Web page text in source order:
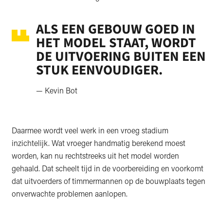
ALS EEN GEBOUW GOED IN
HET MODEL STAAT, WORDT
DE UITVOERING BUITEN EEN
STUK EENVOUDIGER.
— Kevin Bot
Daarmee wordt veel werk in een vroeg stadium
inzichtelijk. Wat vroeger handmatig berekend moest
worden, kan nu rechtstreeks uit het model worden
gehaald. Dat scheelt tijd in de voorbereiding en voorkomt
dat uitvoerders of timmermannen op de bouwplaats tegen
onverwachte problemen aanlopen.